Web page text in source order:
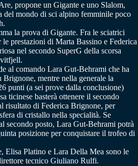
propone un Gigante e uno Slalom,
del mondo di sci alpino femminile poco
la prova di Gigante. Fra le sciatrici
le prestazioni di Marta Bassino e Federica
nel secondo SuperG della scorsa
al comando Lara Gut-Behrami che ha
mentre nella generale la
punti (a sei prove dalla conclusione)
ticinese basterà ottenere il secondo
risultato di Federica Brignone, per
di cristallo nella specialità. Se
secondo posto, Lara Gut-Behrami potrà
posizione per conquistare il trofeo di
Elisa Platino e Lara Della Mea sono le
tecnico Giuliano Rulfi.